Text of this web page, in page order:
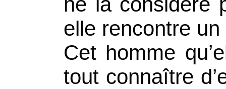
elle rencontre
Cet homme
tout connaître